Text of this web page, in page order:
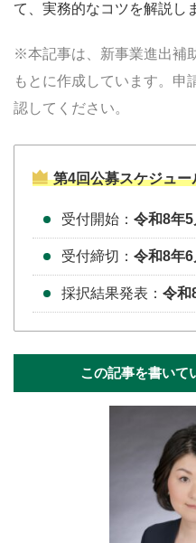
て、実務的なコツを解説し
※本記事は、新事業進出補
もとに作成しています。申
認してください。
第4回公募スケジュー
受付開始： 令和8年
受付締切： 令和8年
採択結果発表： 令和
この記事を書いて